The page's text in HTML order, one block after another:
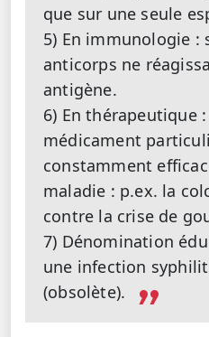
que sur une seule
5) En immunologie :
anticorps ne
antigène.
6) En thérapeutique :
médicament
constamment
maladie : p.ex. la
contre la crise de
7) Dénomination
une infection
(obsolète).